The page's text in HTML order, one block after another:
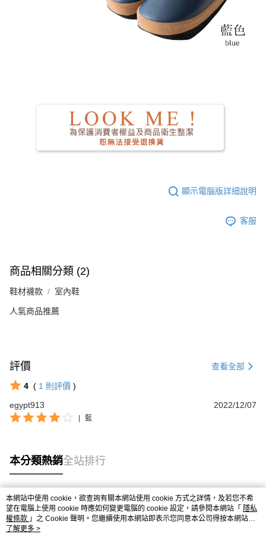
顯示電腦版詳細說明
客服
商品相關分類 (2)
鞋材襪款 室內鞋
人氣商品推薦
評價 查看全部
4 ( 1 則評價 )
egypt913
2022/12/07
| 藍
本分類熱銷全站排行
熱門標籤
本網站中使用 cookie，欲查詢有關本網站使用 cookie 方式之詳情，及若您不希
望在電腦上使用 cookie 時應如何變更電腦的 cookie 設定，請參閱本網站「 隱私
權條款 」之 Cookie 聲明。您繼續使用本網站即表示您同意本公司得按本網站使
用條款之 Cookie 聲明使用 cookie。
了解更多 >